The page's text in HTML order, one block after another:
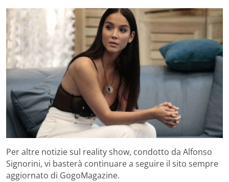
Per altre notizie sul reality show, condotto da Alfonso
Signorini, vi basterà continuare a seguire il sito sempre
aggiornato di GogoMagazine.